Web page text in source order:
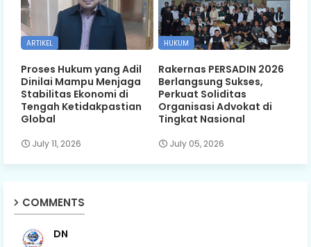
ARTIKEL
Proses Hukum yang Adil
Dinilai Mampu Menjaga
Stabilitas Ekonomi di
Tengah Ketidakpastian
Global
July 11, 2026
HUKUM
Rakernas PERSADIN 2026
Berlangsung Sukses,
Perkuat Soliditas
Organisasi Advokat di
Tingkat Nasional
July 05, 2026
COMMENTS
DN